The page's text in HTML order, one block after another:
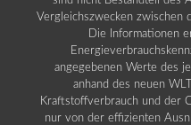
Vergleichszwecken zwischen
Die Informationen
angegebenen Werte des
anhand des neuen
Kraftstoffverbrauch und der
nur von der effizienten